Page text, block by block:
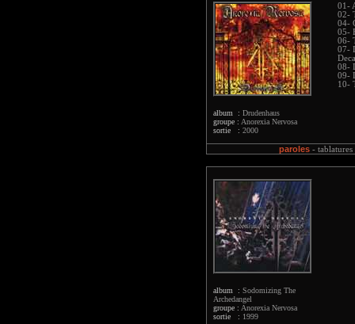
album : Drudenhaus
groupe : Anorexia Nervosa
sortie : 2000
01-
02-
04-
05-
06-
07-
08-
09-
10-
paroles -
album : Sodomizing The
Archedangel
groupe : Anorexia Nervosa
sortie : 1999